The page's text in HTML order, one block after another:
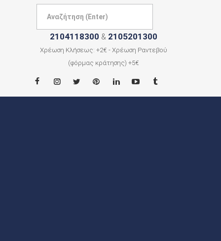
2104118300 & 2105201300
Χρέωση Κλήσεως: +2€ - Χρέωση Ραντεβού
(φόρμας κράτησης) +5€